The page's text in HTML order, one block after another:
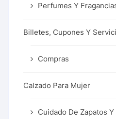
Perfumes Y
Billetes, Cupones Y
Compras
Calzado Para Mujer
Cuidado De Zapatos